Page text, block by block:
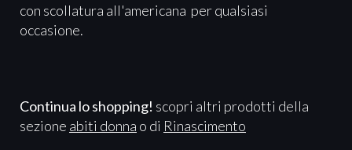
con scollatura all'americana per qualsiasi
occasione.
Continua lo shopping! scopri altri prodotti della
sezione abiti donna o di Rinascimento